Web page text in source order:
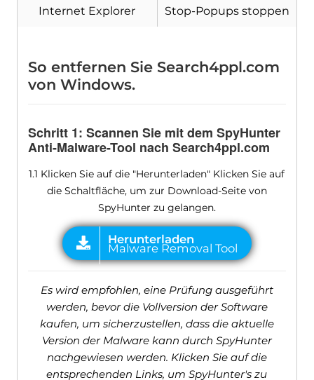
Internet Explorer Stop-Popups stoppen
So entfernen Sie Search4ppl.com
von Windows.
Schritt 1: Scannen Sie mit dem SpyHunter
Anti-Malware-Tool nach Search4ppl.com
1.1 Klicken Sie auf die "Herunterladen" Klicken Sie auf
die Schaltfläche, um zur Download-Seite von
SpyHunter zu gelangen.
Es wird empfohlen, eine Prüfung ausgeführt
werden, bevor die Vollversion der Software
kaufen, um sicherzustellen, dass die aktuelle
Version der Malware kann durch SpyHunter
nachgewiesen werden. Klicken Sie auf die
entsprechenden Links, um SpyHunter's zu